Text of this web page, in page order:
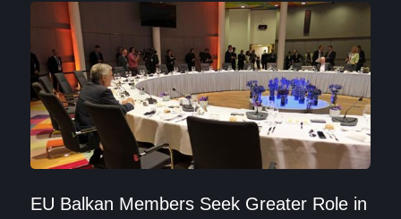
EU Balkan Members Seek Greater Role in